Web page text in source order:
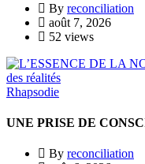
By reconciliation
août 7, 2026
52 views
Rhapsodie
UNE PRISE DE
By reconciliation